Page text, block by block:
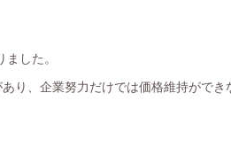
した。
り、企業努力だけでは価格維持がで